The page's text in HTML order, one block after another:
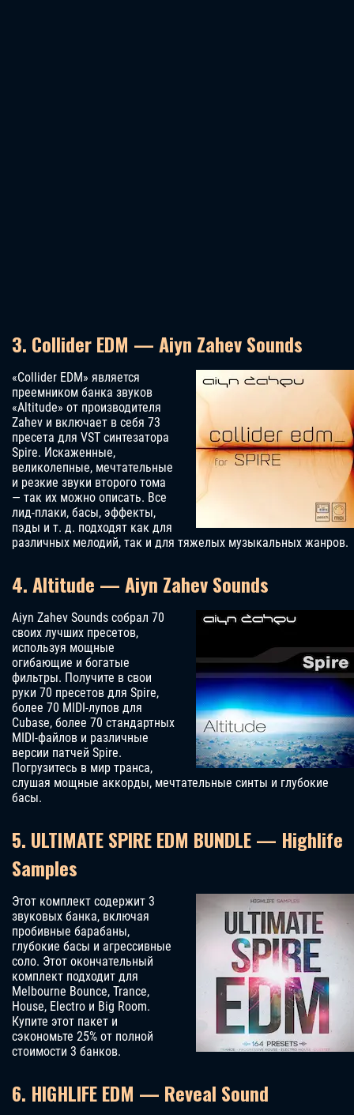
3. Collider EDM — Aiyn Zahev Sounds
«Collider EDM» является
преемником банка звуков
«Altitude» от производителя
Zahev и включает в себя 73
пресета для VST синтезатора
Spire. Искаженные,
великолепные, мечтательные
и резкие звуки второго тома
— так их можно описать. Все
лид-плаки, басы, эффекты,
пэды и т. д. подходят как для
различных мелодий, так и для тяжелых музыкальных жанров.
4. Altitude — Aiyn Zahev Sounds
Aiyn Zahev Sounds собрал 70
своих лучших пресетов,
используя мощные
огибающие и богатые
фильтры. Получите в свои
руки 70 пресетов для Spire,
более 70 MIDI-лупов для
Cubase, более 70 стандартных
MIDI-файлов и различные
версии патчей Spire.
Погрузитесь в мир транса,
слушая мощные аккорды, мечтательные синты и глубокие
басы.
5. ULTIMATE SPIRE EDM BUNDLE — Highlife
Samples
Этот комплект содержит 3
звуковых банка, включая
пробивные барабаны,
глубокие басы и агрессивные
соло. Этот окончательный
комплект подходит для
Melbourne Bounce, Trance,
House, Electro и Big Room.
Купите этот пакет и
сэкономьте 25% от полной
стоимости 3 банков.
6. HIGHLIFE EDM — Reveal Sound